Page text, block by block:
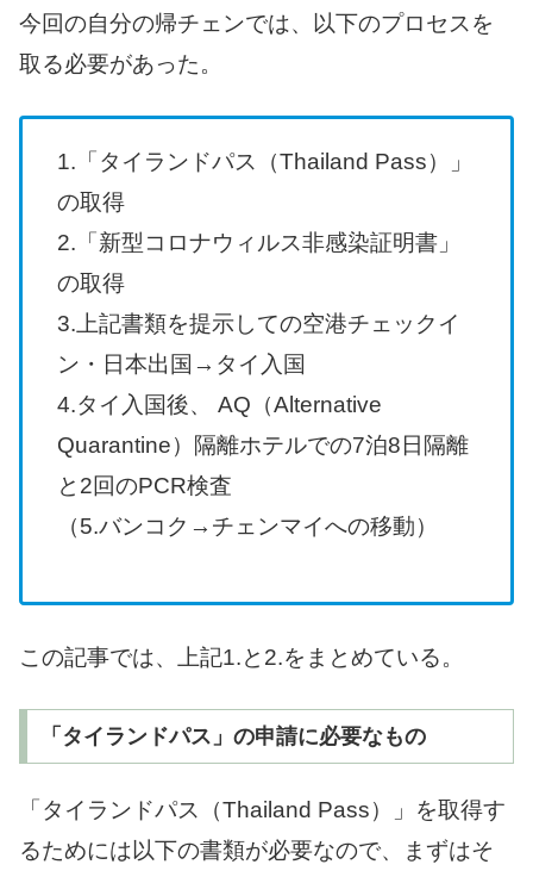
今回の自分の帰チェンでは、以下のプロセスを
取る必要があった。
1.「タイランドパス（Thailand Pass）」
の取得
2.「新型コロナウィルス非感染証明書」
の取得
3.上記書類を提示しての空港チェックイ
ン・日本出国→タイ入国
4.タイ入国後、 AQ（Alternative
Quarantine）隔離ホテルでの7泊8日隔離
と2回のPCR検査
（5.バンコク→チェンマイへの移動）
この記事では、上記1.と2.をまとめている。
「タイランドパス」の申請に必要なもの
「タイランドパス（Thailand Pass）」を取得す
るためには以下の書類が必要なので、まずはそ